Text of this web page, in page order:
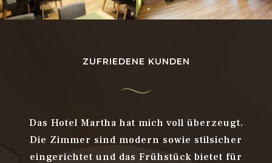
ZUFRIEDENE KUNDEN
Das Hotel Martha hat mich voll überzeugt.
Die Zimmer sind modern sowie stilsicher
eingerichtet und das Frühstück bietet für